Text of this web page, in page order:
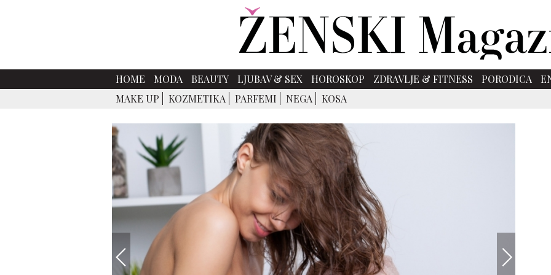
HOME MODA BEAUTY LJUBAV & SEX HOROSKOP ZDRAVLJE & FITNESS PORODICA
MAKE UP
KOZMETIKA PARFEMI NEGA KOSA